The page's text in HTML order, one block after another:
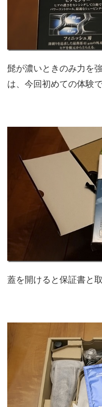
髭が濃いときのみ力を
は、今回初めての体験で
蓋を開けると保証書と